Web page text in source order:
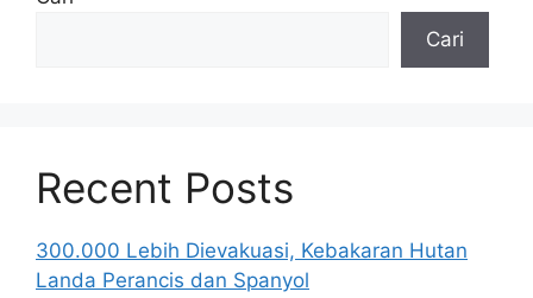
Cari
Recent Posts
300.000 Lebih Dievakuasi, Kebakaran Hutan
Landa Perancis dan Spanyol